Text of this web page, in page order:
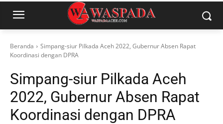
Beranda
Simpang-siur Pilkada Aceh 2022, Gubernur Absen Rapat
Koordinasi dengan DPRA
Simpang-siur Pilkada Aceh
2022, Gubernur Absen Rapat
Koordinasi dengan DPRA